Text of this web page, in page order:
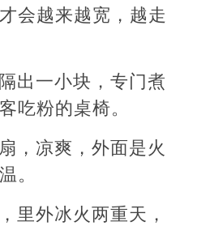
会越来越宽，越走
出一小块，专门煮
吃粉的桌椅。
，凉爽，外面是火
。
里外冰火两重天，